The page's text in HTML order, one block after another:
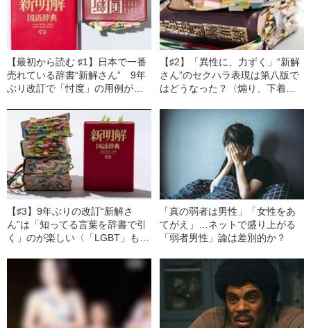
【最初から読む ♯1】日本で一番
売れている辞書“新解さん” 9年
ぶり改訂で「忖度」の用例が変
【♯2】「異性に、力ずく」“新解
さん”のセクハラ表現は第八版で
はどうなった？〈煽り、下着、
【♯3】9年ぶりの改訂“新解さ
ん”は「知ってる言葉を辞書で引
く」のが楽しい〈「LGBT」も登
「真の弱者は男性」「女性をあ
てがえ」…ネットで盛り上がる
「弱者男性」論は差別的か？